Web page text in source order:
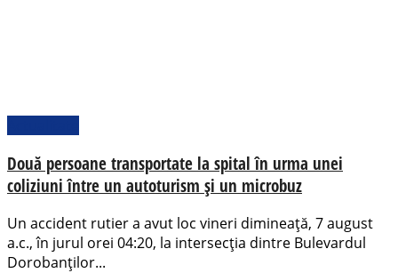
Două persoane transportate la spital în urma unei
coliziuni între un autoturism și un microbuz
Un accident rutier a avut loc vineri dimineață, 7 august
a.c., în jurul orei 04:20, la intersecția dintre Bulevardul
Dorobanților...